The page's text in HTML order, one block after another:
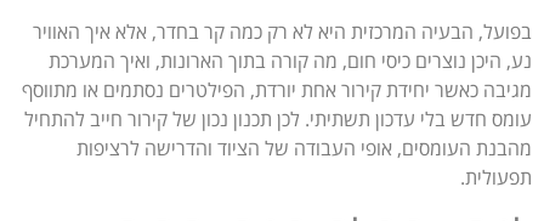
בפועל, הבעיה המרכזית היא לא רק כמה קר בחדר, אלא איך האוויר
נע, היכן נוצרים כיסי חום, מה קורה בתוך הארונות, ואיך המערכת
מגיבה כאשר יחידת קירור אחת יורדת, הפילטרים נסתמים או מתווסף
עומס חדש בלי עדכון תשתיתי. לכן תכנון נכון של קירור חייב להתחיל
מהבנת העומסים, אופי העבודה של הציוד והדרישה לרציפות
תפעולית.